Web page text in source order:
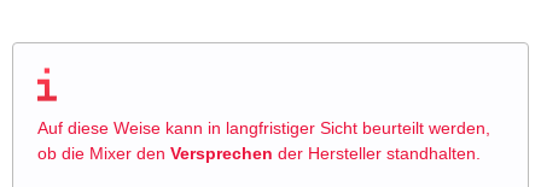
Auf diese Weise kann in langfristiger Sicht beurteilt werden,
ob die Mixer den Versprechen der Hersteller standhalten.